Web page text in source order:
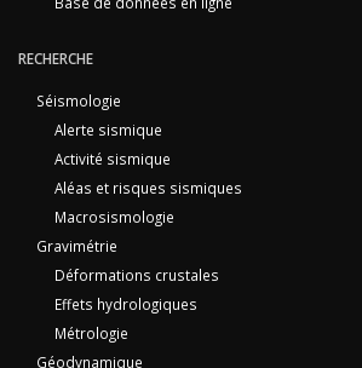
RECHERCHE
Séismologie
Alerte sismique
Activité sismique
Aléas et risques sismiques
Macrosismologie
Gravimétrie
Déformations crustales
Effets hydrologiques
Métrologie
Géodynamique